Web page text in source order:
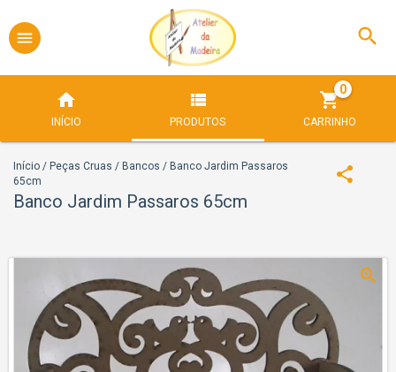
INÍCIO PRODUTOS CARRINHO
0
Início / Peças Cruas / Bancos / Banco Jardim Passaros
65cm
Banco Jardim Passaros 65cm